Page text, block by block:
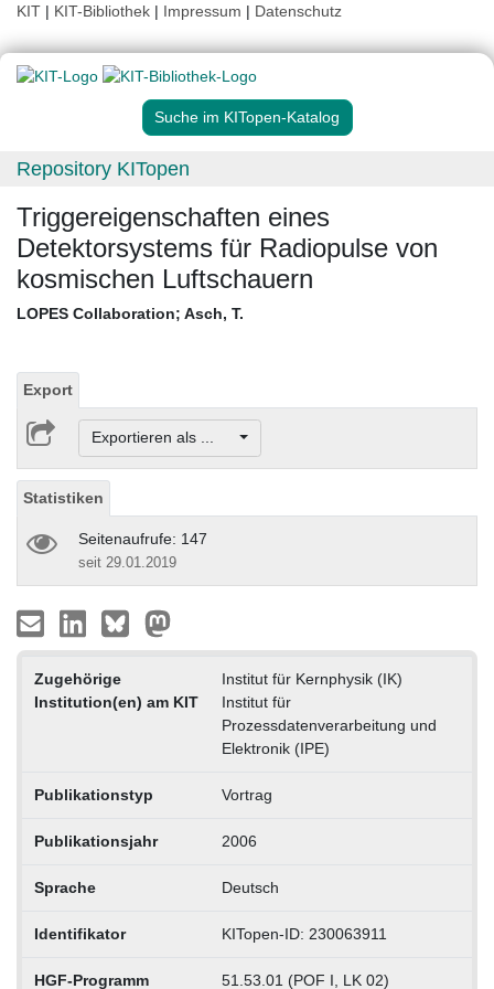
KIT | KIT-Bibliothek | Impressum | Datenschutz
Suche im KITopen-Katalog
Repository KITopen
Triggereigenschaften eines
Detektorsystems für Radiopulse von
kosmischen Luftschauern
LOPES Collaboration; Asch, T.
Export
Exportieren als ...
Statistiken
Seitenaufrufe: 147
seit 29.01.2019
Zugehörige
Institution(en) am KIT
Institut für Kernphysik (IK)
Institut für
Prozessdatenverarbeitung und
Elektronik (IPE)
Publikationstyp Vortrag
Publikationsjahr 2006
Sprache Deutsch
Identifikator KITopen-ID: 230063911
HGF-Programm 51.53.01 (POF I, LK 02)